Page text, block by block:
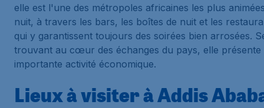
elle est l'une des métropoles africaines les plus
nuit, à travers les bars, les boîtes de nuit et les
qui y garantissent toujours des soirées bien arrosées.
trouvant au cœur des échanges du pays, elle présente
importante activité économique.
Lieux à visiter à Addis